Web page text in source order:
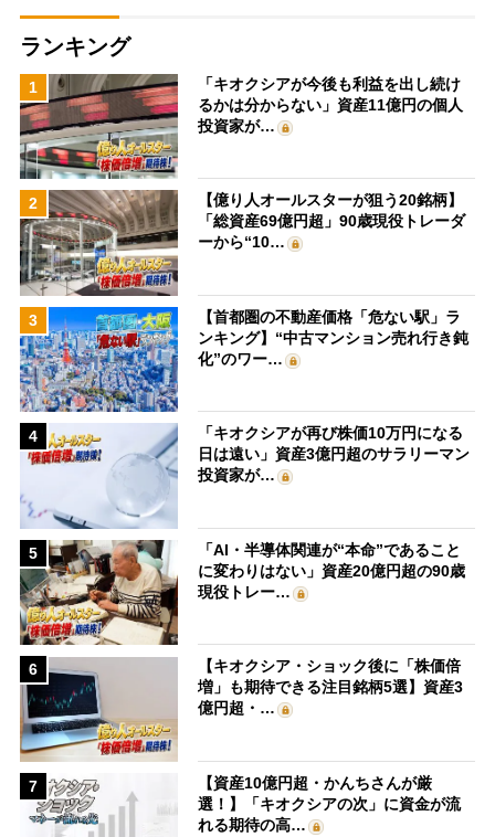
ランキング
1
「キオクシアが今後も利益を出し続け
るかは分からない」資産11億円の個人
投資家が…
2
【億り人オールスターが狙う20銘柄】
「総資産69億円超」90歳現役トレーダ
ーから“10…
3
【首都圏の不動産価格「危ない駅」ラ
ンキング】“中古マンション売れ行き鈍
化”のワー…
4
「キオクシアが再び株価10万円になる
日は遠い」資産3億円超のサラリーマン
投資家が…
5
「AI・半導体関連が“本命”であること
に変わりはない」資産20億円超の90歳
現役トレー…
6
【キオクシア・ショック後に「株価倍
増」も期待できる注目銘柄5選】資産3
億円超・…
7
【資産10億円超・かんちさんが厳
選！】「キオクシアの次」に資金が流
れる期待の高…